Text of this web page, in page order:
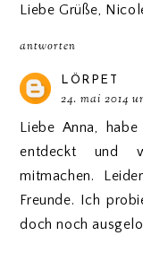
Liebe Grüße,
antworten
LÖRPET
24. mai 2014
Liebe Anna,
entdeckt und
mitmachen.
Freunde. Ich
doch noch